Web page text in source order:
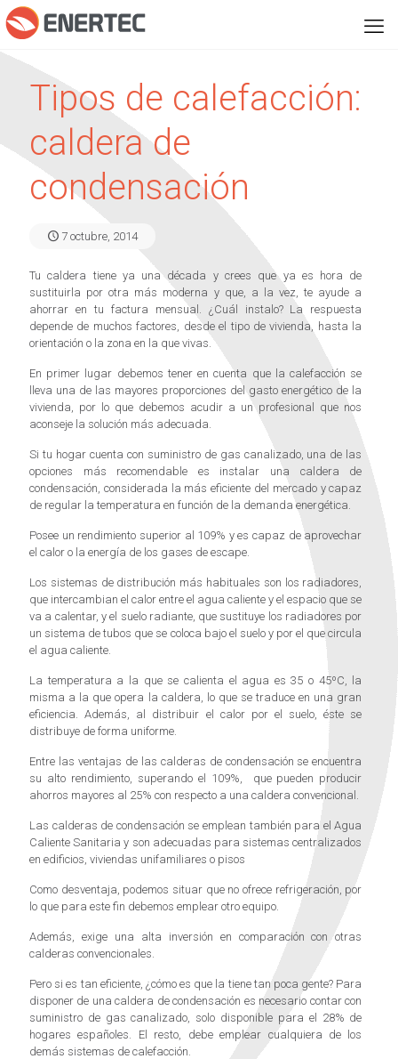
Tipos de calefacción:
caldera de
condensación
7 octubre, 2014
Tu caldera tiene ya una década y crees que ya es hora de
sustituirla por otra más moderna y que, a la vez, te ayude a
ahorrar en tu factura mensual. ¿Cuál instalo? La respuesta
depende de muchos factores, desde el tipo de vivienda, hasta la
orientación o la zona en la que vivas.
En primer lugar debemos tener en cuenta que la calefacción se
lleva una de las mayores proporciones del gasto energético de la
vivienda, por lo que debemos acudir a un profesional que nos
aconseje la solución más adecuada.
Si tu hogar cuenta con suministro de gas canalizado, una de las
opciones más recomendable es instalar una caldera de
condensación, considerada la más eficiente del mercado y capaz
de regular la temperatura en función de la demanda energética.
Posee un rendimiento superior al 109% y es capaz de aprovechar
el calor o la energía de los gases de escape.
Los sistemas de distribución más habituales son los radiadores,
que intercambian el calor entre el agua caliente y el espacio que se
va a calentar, y el suelo radiante, que sustituye los radiadores por
un sistema de tubos que se coloca bajo el suelo y por el que circula
el agua caliente.
La temperatura a la que se calienta el agua es 35 o 45ºC, la
misma a la que opera la caldera, lo que se traduce en una gran
eficiencia. Además, al distribuir el calor por el suelo, éste se
distribuye de forma uniforme.
Entre las ventajas de las calderas de condensación se encuentra
su alto rendimiento, superando el 109%, que pueden producir
ahorros mayores al 25% con respecto a una caldera convencional.
Las calderas de condensación se emplean también para el Agua
Caliente Sanitaria y son adecuadas para sistemas centralizados
en edificios, viviendas unifamiliares o pisos
Como desventaja, podemos situar que no ofrece refrigeración, por
lo que para este fin debemos emplear otro equipo.
Además, exige una alta inversión en comparación con otras
calderas convencionales.
Pero si es tan eficiente, ¿cómo es que la tiene tan poca gente? Para
disponer de una caldera de condensación es necesario contar con
suministro de gas canalizado, solo disponible para el 28% de
hogares españoles. El resto, debe emplear cualquiera de los
demás sistemas de calefacción.